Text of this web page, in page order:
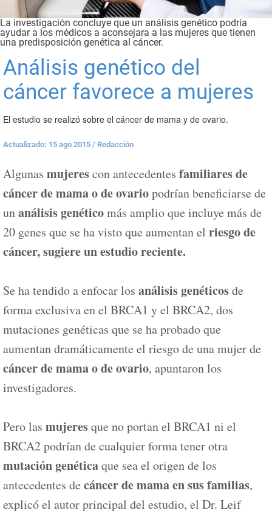
La investigación concluye que un análisis genético podría
ayudar a los médicos a aconsejara a las mujeres que tienen
una predisposición genética al cáncer.
Análisis genético del
cáncer favorece a mujeres
El estudio se realizó sobre el cáncer de mama y de ovario.
Actualizado: 15 ago 2015 / Redacción
Algunas mujerescon antecedentes familiares de
cáncer de mama o de ovariopodrían beneficiarse de
unanálisis genéticomás amplio que incluye más de
20 genes que se ha visto que aumentan el riesgo de
cáncer, sugiere un estudio reciente.
Se ha tendido a enfocar los análisis genéticosde
forma exclusiva en el BRCA1 y el BRCA2, dos
mutaciones genéticas que se ha probado que
aumentan dramáticamente el riesgo de una mujer de
cáncer de mama o de ovario, apuntaron los
investigadores.
Pero las mujeresque no portan el BRCA1 ni el
BRCA2 podrían de cualquier forma tener otra
mutación genéticaque sea el origen de los
antecedentes de cáncer de mama en sus familias,
explicó el autor principal del estudio, el Dr. Leif